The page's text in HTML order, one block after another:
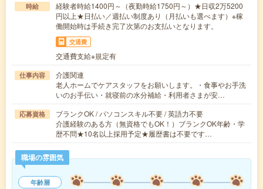
時給
経験者時給1400円～（夜勤時給1750円～）★日収2万5200
円以上★日払い／週払い制度あり（月払いも選べます）※稼
働開始時は手続き完了次第のお支払いとなります。
交通費
交通費支給※規定有
仕事内容
介護関連
老人ホームでケアスタッフをお願いします。・食事やお手洗
いのお手伝い・就寝前の水分補給・利用者さまが安…
応募資格
ブランクOK / パソコンスキル不要 / 英語力不要
介護経験のある方（無資格でもOK！）ブランクOK年齢・学
歴不問★10名以上採用予定★履歴書は不要です…
職場の雰囲気
年齢層